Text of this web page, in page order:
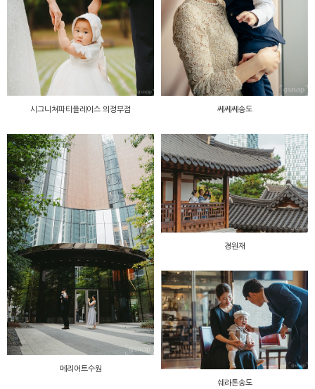
쎄쎄쎄송도
시그니쳐파티플레이스 의정부점
메리어트수원
경원재
쉐라톤송도